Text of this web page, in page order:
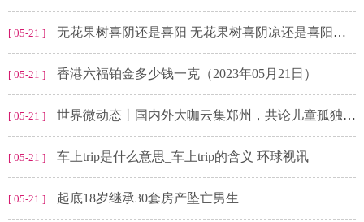
[ 05-21 ] 无花果树喜阴还是喜阳 无花果树喜阴凉还是喜阳光的呢
[ 05-21 ] 香港六福铂金多少钱一克（2023年05月21日）
[ 05-21 ] 世界微动态丨国内外大咖云集郑州，共论儿童孤独症与学习困难发展未来
[ 05-21 ] 车上trip是什么意思_车上trip的含义 环球视讯
[ 05-21 ] 起底18岁继承30套房产坠亡男生